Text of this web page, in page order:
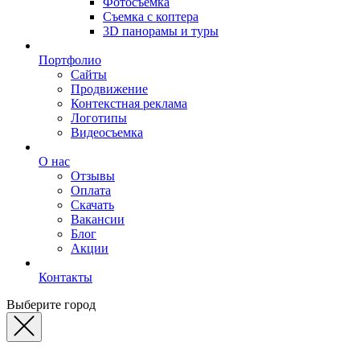
Съемка с коптера
3D панорамы и туры
Портфолио
Сайты
Продвижение
Контекстная реклама
Логотипы
Видеосъемка
О нас
Отзывы
Оплата
Скачать
Вакансии
Блог
Акции
Контакты
Выберите город